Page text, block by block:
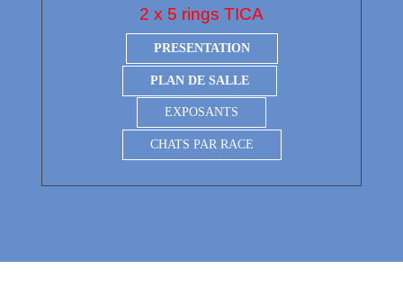
2 x 5 rings TICA
PRESENTATION
PLAN DE SALLE
EXPOSANTS
CHATS PAR RACE